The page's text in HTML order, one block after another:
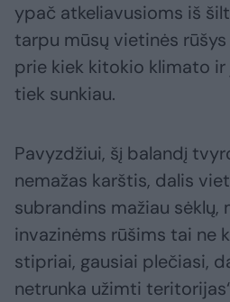
ypač atkeliavusioms iš
tarpu mūsų vietinės
prie kiek kitokio klimato
tiek sunkiau.
Pavyzdžiui, šį balandį
nemažas karštis, dalis
subrandins mažiau sėklų,
invazinėms rūšims tai ne
stipriai, gausiai plečiasi,
netrunka užimti